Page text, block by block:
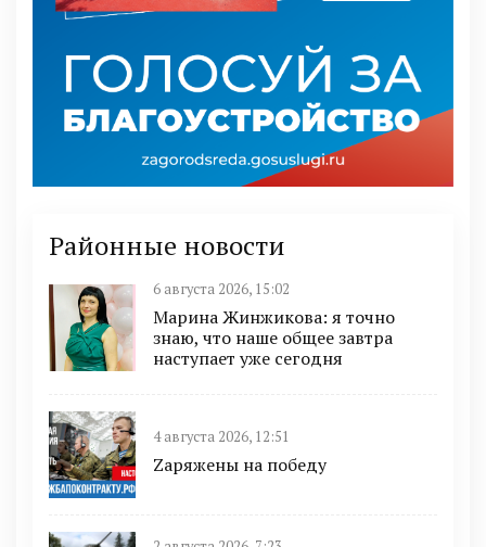
Районные новости
6 августа 2026, 15:02
Марина Жинжикова: я точно
знаю, что наше общее завтра
наступает уже сегодня
4 августа 2026, 12:51
Zаряжены на победу